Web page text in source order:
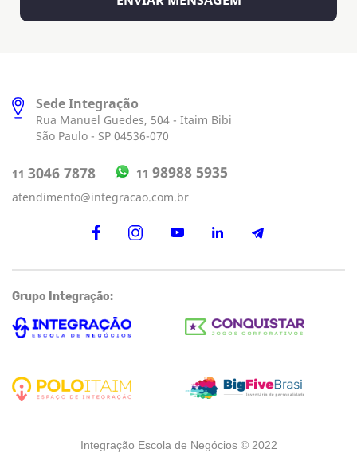
Sede Integração
Rua Manuel Guedes, 504 - Itaim Bibi
São Paulo - SP 04536-070
11 3046 7878 11 98988 5935
atendimento@integracao.com.br
Grupo Integração:
Integração Escola de Negócios © 2022